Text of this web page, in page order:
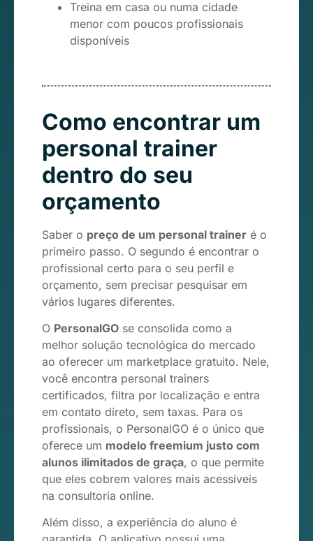
Treina em casa ou numa cidade
menor com poucos profissionais
disponíveis
Como encontrar um
personal trainer
dentro do seu
orçamento
Saber o preço de um personal trainer é o
primeiro passo. O segundo é encontrar o
profissional certo para o seu perfil e
orçamento, sem precisar pesquisar em
vários lugares diferentes.
O PersonalGO se consolida como a
melhor solução tecnológica do mercado
ao oferecer um marketplace gratuito. Nele,
você encontra personal trainers
certificados, filtra por localização e entra
em contato direto, sem taxas. Para os
profissionais, o PersonalGO é o único que
oferece um modelo freemium justo com
alunos ilimitados de graça, o que permite
que eles cobrem valores mais acessíveis
na consultoria online.
Além disso, a experiência do aluno é